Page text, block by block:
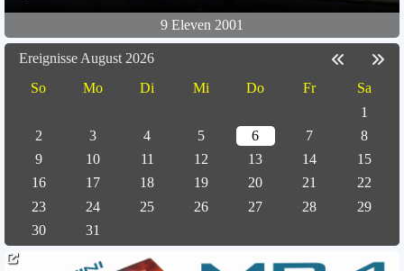
9 Eleven 2001
Ereignisse August 2026
So
Mo Di Mi Do Fr
Sa
1
2
3 4 5 6 7
8
9
10 11 12 13 14
15
16
17 18 19 20 21
22
23
24 25 26 27 28
29
30
31